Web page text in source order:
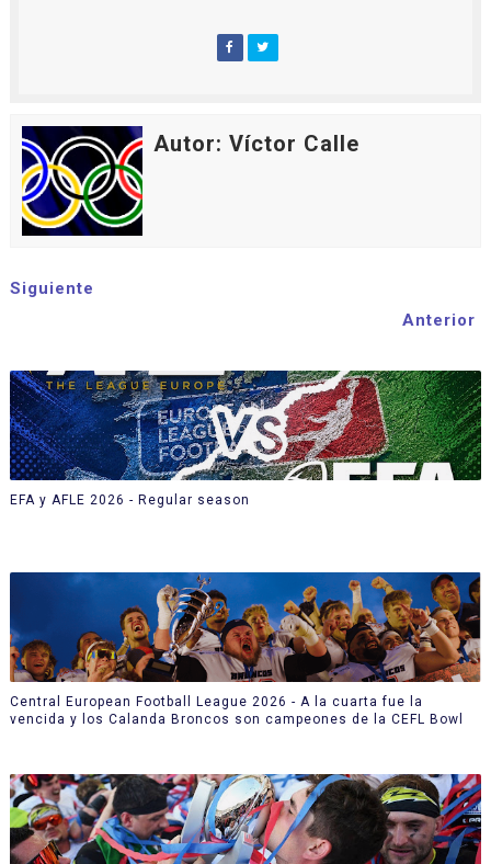
Autor: Víctor Calle
Siguiente
Anterior
EFA y AFLE 2026 - Regular season
Central European Football League 2026 - A la cuarta fue la
vencida y los Calanda Broncos son campeones de la CEFL Bowl